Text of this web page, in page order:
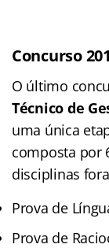
Concurso
O último
Técnico de
uma única
composta por
disciplinas
Prova de
Prova de